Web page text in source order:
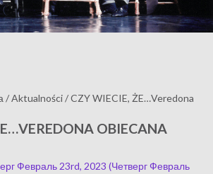
/Aktualności/CZY WIECIE, ŻE…Veredona
OBIECANA
Февраль 23rd, 2023 (Четверг Февраль